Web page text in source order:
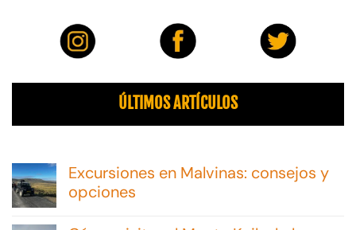
ÚLTIMOS ARTÍCULOS
Excursiones en Malvinas: consejos y
opciones
hay